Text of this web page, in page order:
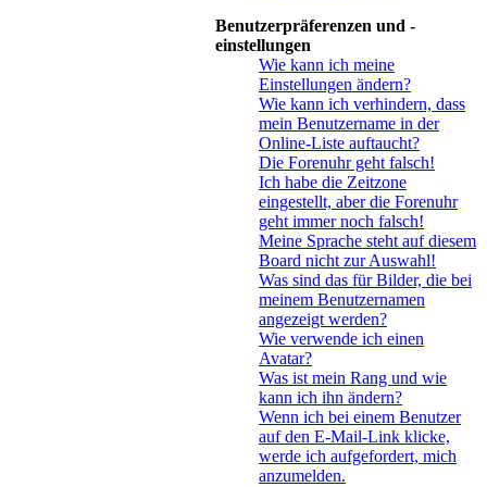
Benutzerpräferenzen und -
einstellungen
Wie kann ich meine
Einstellungen ändern?
Wie kann ich verhindern, dass
mein Benutzername in der
Online-Liste auftaucht?
Die Forenuhr geht falsch!
Ich habe die Zeitzone
eingestellt, aber die Forenuhr
geht immer noch falsch!
Meine Sprache steht auf diesem
Board nicht zur Auswahl!
Was sind das für Bilder, die bei
meinem Benutzernamen
angezeigt werden?
Wie verwende ich einen
Avatar?
Was ist mein Rang und wie
kann ich ihn ändern?
Wenn ich bei einem Benutzer
auf den E-Mail-Link klicke,
werde ich aufgefordert, mich
anzumelden.